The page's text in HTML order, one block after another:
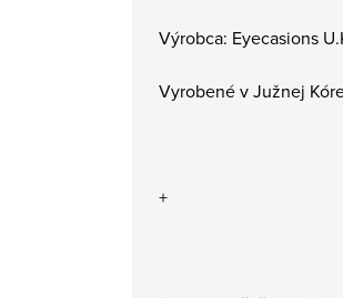
Výrobca: Eyecasions
Vyrobené v Južnej
+